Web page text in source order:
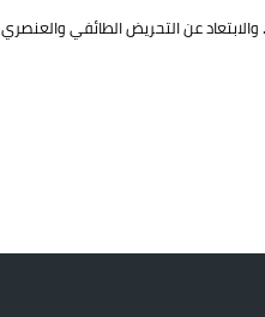
عن التحريض الطائفي والعنصري